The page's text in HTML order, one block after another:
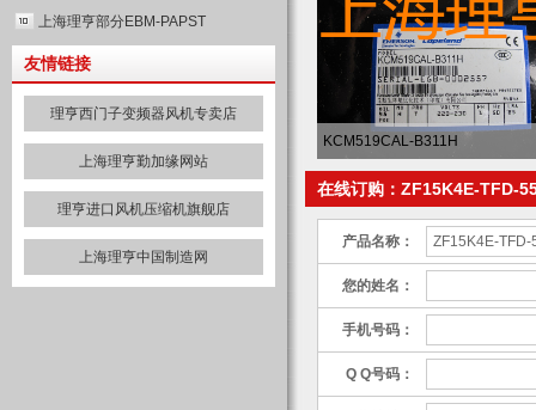
上海理亨部分EBM-PAPST
友情链接
理亨西门子变频器风机专卖店
上海理亨勤加缘网站
理亨进口风机压缩机旗舰店
上海理亨中国制造网
KCM519CAL-B311H
在线订购：ZF15K4E-TFD-
产品名称：
您的姓名：
手机号码：
Q Q号码：